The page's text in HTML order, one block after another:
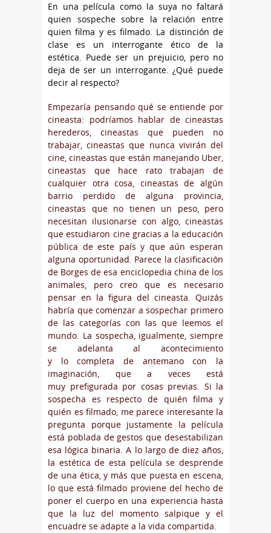
En una película como la suya no faltará
quien sospeche sobre la relación entre
quien filma y es filmado. La distinción de
clase es un interrogante ético de la
estética. Puede ser un prejuicio, pero no
deja de ser un interrogante. ¿Qué puede
decir al respecto?
Empezaría pensando qué se entiende por
cineasta: podríamos hablar de cineastas
herederos, cineastas que pueden no
trabajar, cineastas que nunca vivirán del
cine, cineastas que están manejando Uber,
cineastas que hace rato trabajan de
cualquier otra cosa, cineastas de algún
barrio perdido de alguna provincia,
cineastas que no tienen un peso, pero
necesitan ilusionarse con algo, cineastas
que estudiaron cine gracias a la educación
pública de este país y que aún esperan
alguna oportunidad. Parece la clasificación
de Borges de esa enciclopedia china de los
animales, pero creo que es necesario
pensar en la figura del cineasta. Quizás
habría que comenzar a sospechar primero
de las categorías con las que leemos el
mundo. La sospecha, igualmente, siempre
se adelanta al acontecimiento
y lo completa de antemano con la
imaginación, que a veces está
muy prefigurada por cosas previas. Si la
sospecha es respecto de quién filma y
quién es filmado, me parece interesante la
pregunta porque justamente la película
está poblada de gestos que desestabilizan
esa lógica binaria. A lo largo de diez años,
la estética de esta película se desprende
de una ética, y más que puesta en escena,
lo que está filmado proviene del hecho de
poner el cuerpo en una experiencia hasta
que la luz del momento salpique y el
encuadre se adapte a la vida compartida.